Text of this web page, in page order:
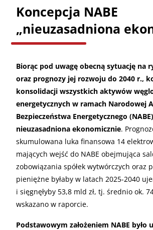
Koncepcja NABE
„nieuzasadniona
Biorąc pod uwagę obecną sytuację na
oraz prognozy jej rozwoju do 2040 r.,
konsolidacji wszystkich aktywów
energetycznych w ramach Narodowej
Bezpieczeństwa Energetycznego
nieuzasadniona ekonomicznie.
skumulowana luka finansowa 14
mających wejść do NABE obejmująca
zobowiązania spółek wytwórczych oraz
pieniężne byłaby w latach 2025-2040
i sięgnęłyby 53,8 mld zł, tj. średnio ok.
wskazano w raporcie.
Podstawowym założeniem NABE było